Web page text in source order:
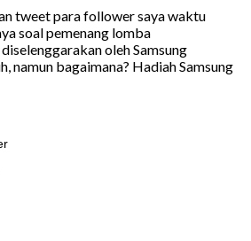
tweet para follower saya waktu
soal pemenang lomba
oleh Samsung
namun bagaimana? Hadiah Samsung